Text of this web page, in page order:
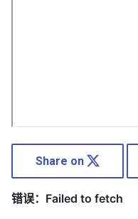
Share on